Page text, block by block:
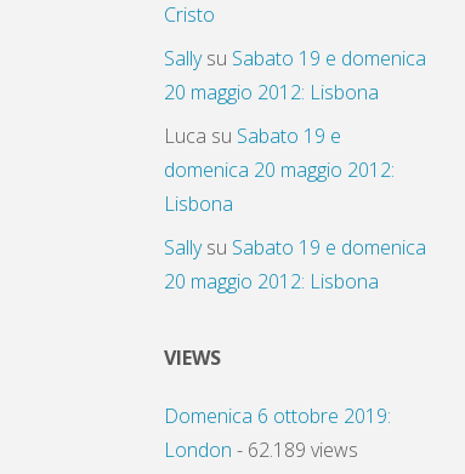
Cristo
Sallysu Sabato 19 e domenica
20 maggio 2012: Lisbona
Luca su Sabato 19 e
domenica 20 maggio 2012:
Lisbona
Sallysu Sabato 19 e domenica
20 maggio 2012: Lisbona
VIEWS
Domenica 6 ottobre 2019:
London - 62.189 views